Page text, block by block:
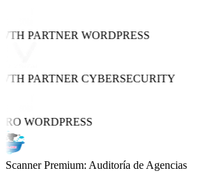
PARTNERWORDPRESS
PARTNERCYBERSECURITY
WORDPRESS
Scanner Premium: Auditoría de Agencias